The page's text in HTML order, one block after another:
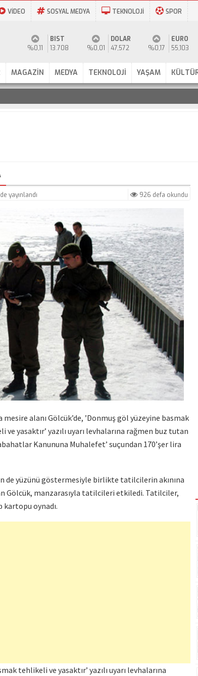
VİDEO SOSYAL MEDYA TEKNOLOJİ SPOR
%0,11
BIST
13.708
%0,01
DOLAR
47,572
%0,17
EURO
55,103
MAGAZİN MEDYA TEKNOLOJİ YAŞAM
926 defa okundu
yayınlandı
mesire alanı Gölcük’de, ’Donmuş göl yüzeyine basmak
ve yasaktır’ yazılı uyarı levhalarına rağmen buz tutan
Kanununa Muhalefet’ suçundan 170’şer lira
de yüzünü göstermesiyle birlikte tatilcilerin akınına
Gölcük, manzarasıyla tatilcileri etkiledi. Tatilciler,
kartopu oynadı.
tehlikeli ve yasaktır’ yazılı uyarı levhalarına